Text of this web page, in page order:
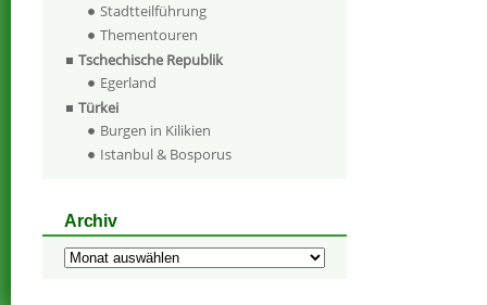
Stadtteilführung
Thementouren
Tschechische Republik
Egerland
Türkei
Burgen in Kilikien
Istanbul & Bosporus
Archiv
Archiv